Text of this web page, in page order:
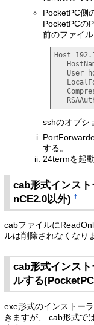
PocketPC側
PocketPCの
前のファイル
Host
sshのオプシ
する。
24termを起
cab形式インス
nCE2.0以外)†
cabファイルに
ルは削除されなくなり
cab形式インス
ルする
exe形式のインストー
きますが、 cab形式で